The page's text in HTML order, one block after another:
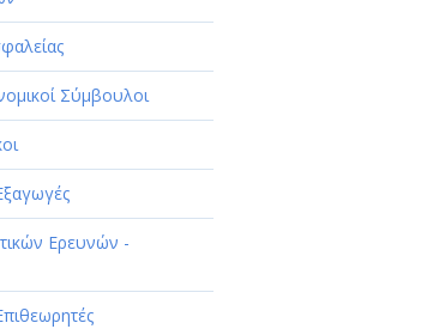
Σύμβουλοι
Ερευνών -